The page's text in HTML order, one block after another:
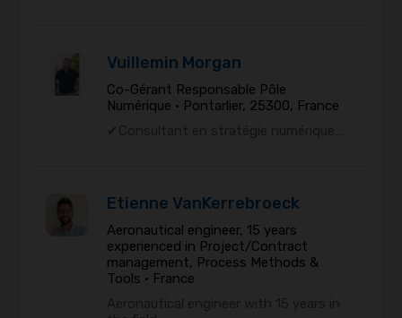
Vuillemin Morgan
Co-Gérant Responsable Pôle
Numérique • Pontarlier, 25300, France
Etienne VanKerrebroeck
Aeronautical engineer, 15 years
experienced in Project/Contract
management, Process Methods &
Tools • France